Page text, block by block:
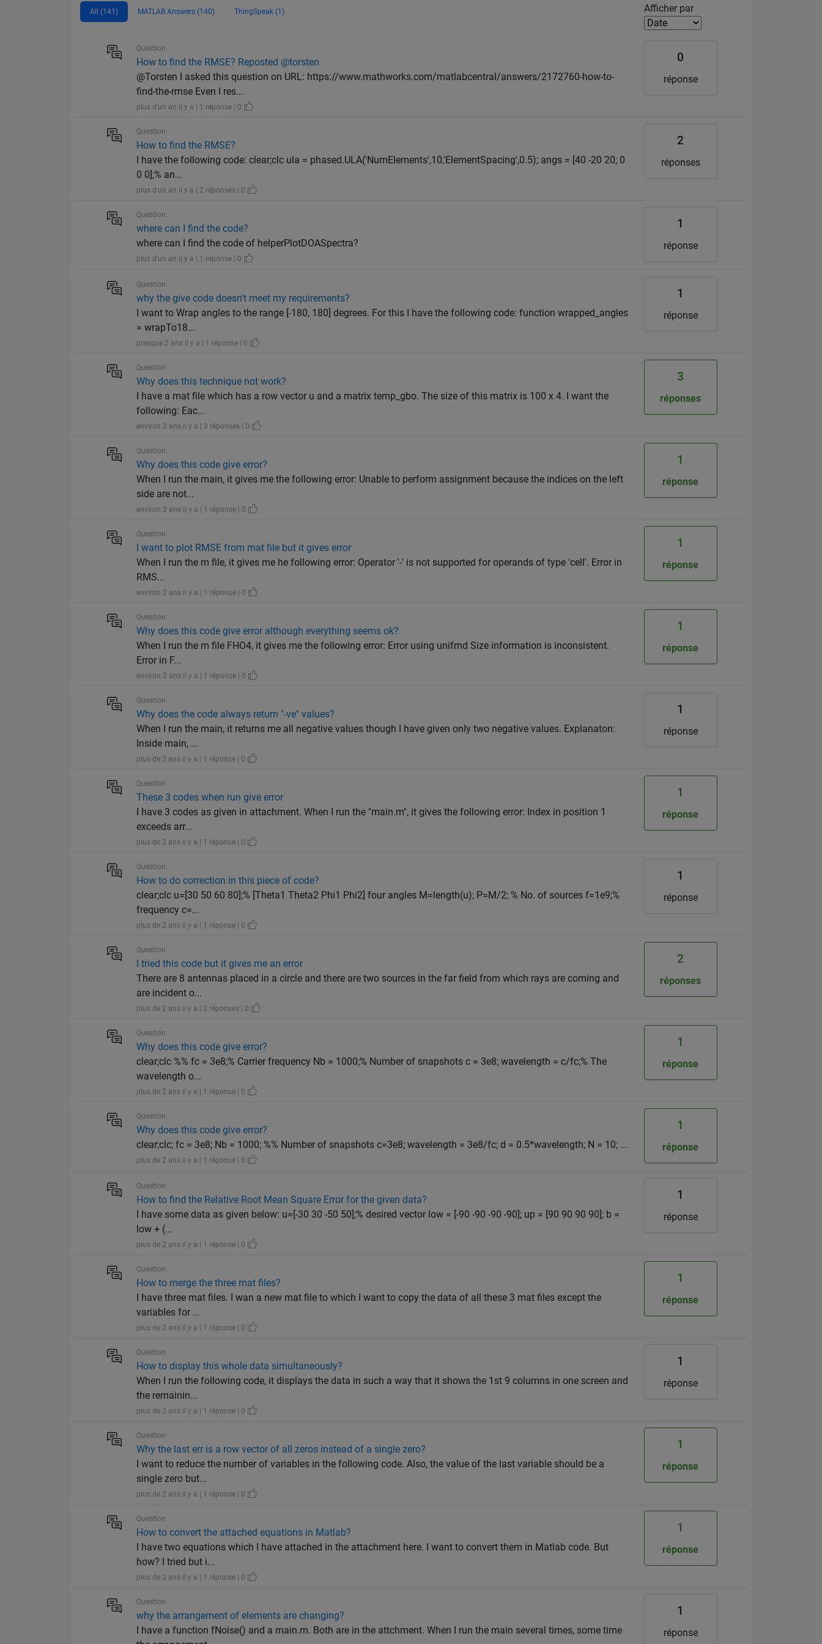
All (141) MATLAB Answers (140) ThingSpeak (1) Filter2
Afficher par
Question
How to find the RMSE? Reposted @torsten
@Torsten I asked this question on URL: https://www.mathworks.com/matlabcentral/answers/2172760-how-to-
find-the-rmse Even I res...
plus d'un an il y a | 1 réponse | 0
0
réponse
Question
How to find the RMSE?
I have the following code: clear;clc ula = phased.ULA('NumElements',10,'ElementSpacing',0.5); angs = [40 -20 20; 0
0 0];% an...
plus d'un an il y a | 2 réponses | 0
2
réponses
Question
where can I find the code?
where can I find the code of helperPlotDOASpectra?
plus d'un an il y a | 1 réponse | 0
1
réponse
Question
why the give code doesn't meet my requirements?
I want to Wrap angles to the range [-180, 180] degrees. For this I have the following code: function wrapped_angles
= wrapTo18...
presque 2 ans il y a | 1 réponse | 0
1
réponse
Question
Why does this technique not work?
I have a mat file which has a row vector u and a matrix temp_gbo. The size of this matrix is 100 x 4. I want the
following: Eac...
environ 2 ans il y a | 3 réponses | 0
3
réponses
Question
Why does this code give error?
When I run the main, it gives me the following error: Unable to perform assignment because the indices on the left
side are not...
environ 2 ans il y a | 1 réponse | 0
1
réponse
Question
I want to plot RMSE from mat file but it gives error
When I run the m file, it gives me he following error: Operator '-' is not supported for operands of type 'cell'. Error in
RMS...
environ 2 ans il y a | 1 réponse | 0
1
réponse
Question
Why does this code give error although everything seems ok?
When I run the m file FHO4, it gives me the following error: Error using unifrnd Size information is inconsistent.
Error in F...
environ 2 ans il y a | 1 réponse | 0
1
réponse
Question
Why does the code always return "-ve" values?
When I run the main, it returns me all negative values though I have given only two negative values. Explanaton:
Inside main, ...
plus de 2 ans il y a | 1 réponse | 0
1
réponse
Question
These 3 codes when run give error
I have 3 codes as given in attachment. When I run the "main.m", it gives the following error: Index in position 1
exceeds arr...
plus de 2 ans il y a | 1 réponse | 0
1
réponse
Question
How to do correction in this piece of code?
clear;clc u=[30 50 60 80];% [Theta1 Theta2 Phi1 Phi2] four angles M=length(u); P=M/2; % No. of sources f=1e9;%
frequency c=...
plus de 2 ans il y a | 1 réponse | 0
1
réponse
Question
I tried this code but it gives me an error
There are 8 antennas placed in a circle and there are two sources in the far field from which rays are coming and
are incident o...
plus de 2 ans il y a | 2 réponses | 0
2
réponses
Question
Why does this code give error?
clear;clc %% fc = 3e8;% Carrier frequency Nb = 1000;% Number of snapshots c = 3e8; wavelength = c/fc;% The
wavelength o...
plus de 2 ans il y a | 1 réponse | 0
1
réponse
Question
Why does this code give error?
clear;clc; fc = 3e8; Nb = 1000; %% Number of snapshots c=3e8; wavelength = 3e8/fc; d = 0.5*wavelength; N = 10; ...
plus de 2 ans il y a | 1 réponse | 0
1
réponse
Question
How to find the Relative Root Mean Square Error for the given data?
I have some data as given below: u=[-30 30 -50 50];% desired vector low = [-90 -90 -90 -90]; up = [90 90 90 90]; b =
low + (...
plus de 2 ans il y a | 1 réponse | 0
1
réponse
Question
How to merge the three mat files?
I have three mat files. I wan a new mat file to which I want to copy the data of all these 3 mat files except the
variables for ...
plus de 2 ans il y a | 1 réponse | 0
1
réponse
Question
How to display this whole data simultaneously?
When I run the following code, it displays the data in such a way that it shows the 1st 9 columns in one screen and
the remainin...
plus de 2 ans il y a | 1 réponse | 0
1
réponse
Question
Why the last err is a row vector of all zeros instead of a single zero?
I want to reduce the number of variables in the following code. Also, the value of the last variable should be a
single zero but...
plus de 2 ans il y a | 1 réponse | 0
1
réponse
Question
How to convert the attached equations in Matlab?
I have two equations which I have attached in the attachment here. I want to convert them in Matlab code. But
how? I tried but i...
plus de 2 ans il y a | 1 réponse | 0
1
réponse
Question
why the arrangement of elements are changing?
I have a function fNoise() and a main.m. Both are in the attchment. When I run the main several times, some time
1
réponse